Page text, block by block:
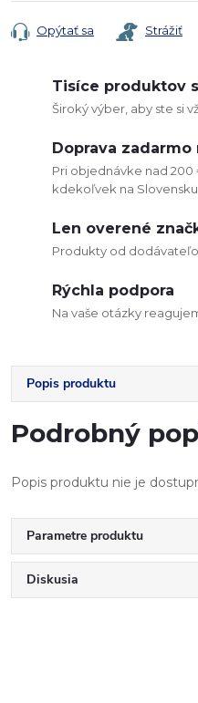
Opýtať sa Strážiť
Tisíce produktov
Široký výber, aby ste si
Doprava zadarmo
Pri objednávke nad
kdekoľvek na Slovensku.
Len overené
Produkty od
Rýchla podpora
Na vaše otázky
Popis produktu
Podrobný
Popis produktu nie je
Parametre produktu
Diskusia